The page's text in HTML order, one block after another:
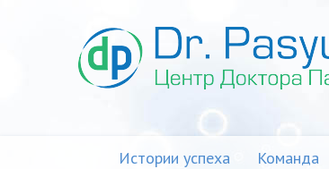
содержанию
Истории успеха Команда